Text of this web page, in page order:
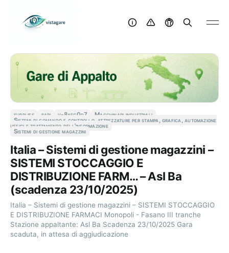
supplies bari v-8aec0d7 Macchinari industriali
Sistemi di comando e controllo, attrezzature per stampa, grafica, automazione
uffici e trattamento dell'informazione
Sistemi di gestione magazzini
Italia – Sistemi di gestione magazzini –
SISTEMI STOCCAGGIO E
DISTRIBUZIONE FARM… – Asl Ba
(scadenza 23/10/2025)
Italia – Sistemi di gestione magazzini – SISTEMI STOCCAGGIO
E DISTRIBUZIONE FARMACI Monopoli - Fasano III tranche
Stazione appaltante: Asl Ba Scadenza 23/10/2025 Gara
scaduta, in attesa di aggiudicazione